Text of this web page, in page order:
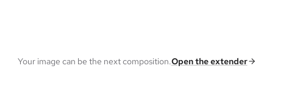
Your image can be the next composition.Open the extender